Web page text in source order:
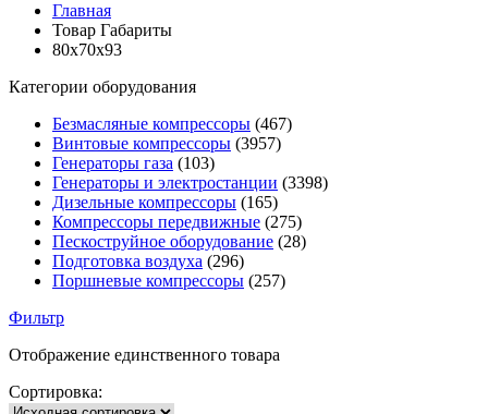
Главная
Товар Габариты
80x70x93
Категории оборудования
Безмасляные компрессоры (467)
Винтовые компрессоры (3957)
Генераторы газа (103)
Генераторы и электростанции (3398)
Дизельные компрессоры (165)
Компрессоры передвижные (275)
Пескоструйное оборудование (28)
Подготовка воздуха (296)
Поршневые компрессоры (257)
Фильтр
Отображение единственного товара
Сортировка: